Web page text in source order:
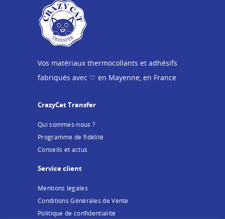
Vos matériaux thermocollants et adhésifs
fabriqués avec ♡ en Mayenne, en France
CrazyCat Transfer
Qui sommes-nous ?
Programme de fidélité
Conseils et actus
Service client
Mentions légales
Conditions Générales de Vente
Politique de confidentialité